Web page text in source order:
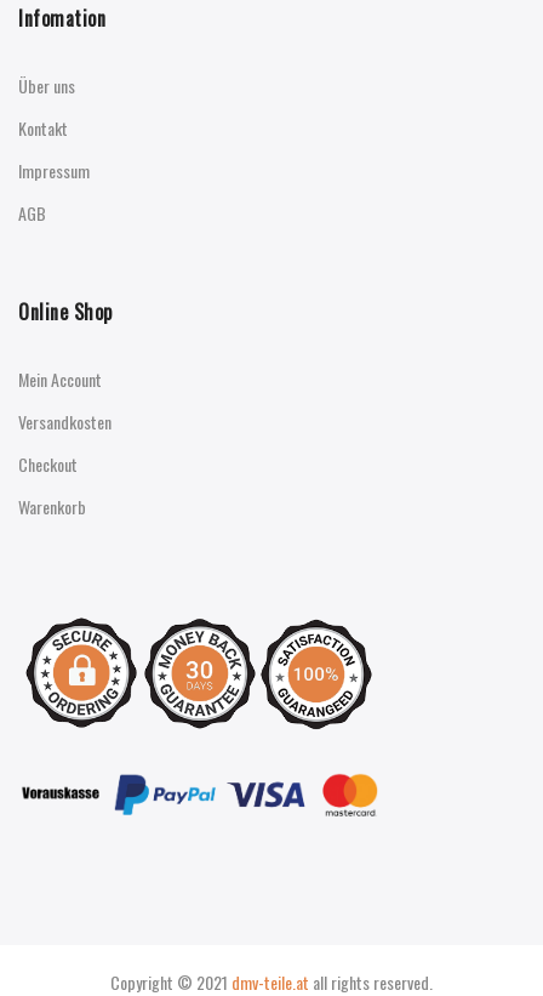
Infomation
Über uns
Kontakt
Impressum
AGB
Online Shop
Mein Account
Versandkosten
Checkout
Warenkorb
Copyright © 2021 dmv-teile.at all rights reserved.